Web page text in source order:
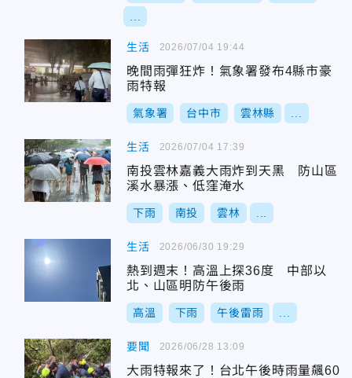
生活
晚間雨彈狂炸！氣象署發布4縣市豪
雨特報
氣象署 台中市 雲林縣
2026/07/04 19:44
生活
南投雲林嘉義大雨炸到天黑 防山區
溪水暴漲、低窪淹水
下雨 南投 雲林
2026/07/04 17:39
生活
熱到週末！高溫上探36度 中部以
北、山區明防午後雨
高溫 下雨 午後雷雨
2026/06/30 19:29
要聞
大雨特報來了！台北午後時雨量飆60
2026/06/28 13:09